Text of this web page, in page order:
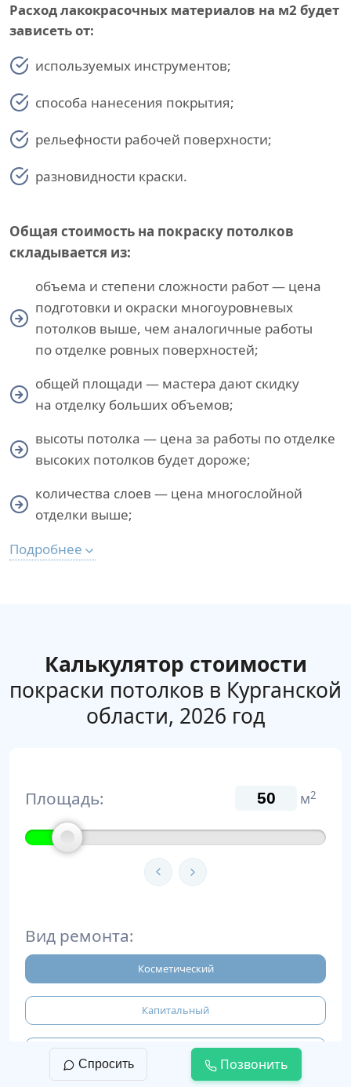
Расход лакокрасочных материалов на м2 будет
зависеть от:
используемых инструментов;
способа нанесения покрытия;
рельефности рабочей поверхности;
разновидности краски.
Общая стоимость на покраску потолков
складывается из:
объема и степени сложности работ — цена
подготовки и окраски многоуровневых
потолков выше, чем аналогичные работы
по отделке ровных поверхностей;
общей площади — мастера дают скидку
на отделку больших объемов;
высоты потолка — цена за работы по отделке
высоких потолков будет дороже;
количества слоев — цена многослойной
отделки выше;
Подробнее
Калькулятор стоимости
покраски потолков в Курганской
области, 2026 год
Площадь: м2
Вид ремонта:
Косметический
Капитальный
Евроремонт
Спросить Позвонить